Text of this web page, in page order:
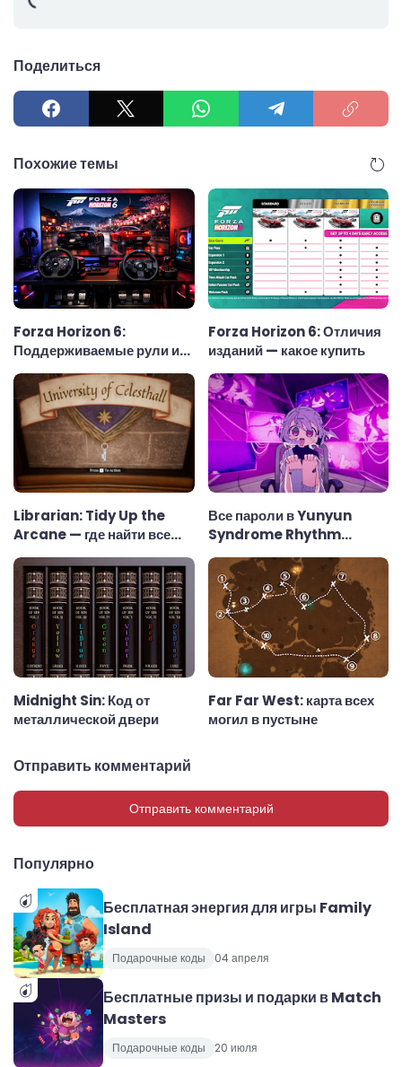
Поделиться
Похожие темы
Forza Horizon 6:
Поддерживаемые рули и
рулевые колёса
Forza Horizon 6: Отличия
изданий — какое купить
Librarian: Tidy Up the
Arcane — где найти все
ключи
Все пароли в Yunyun
Syndrome Rhythm
Psychosis
Midnight Sin: Код от
металлической двери
Far Far West: карта всех
могил в пустыне
Отправить комментарий
Отправить комментарий
Популярно
Бесплатная энергия для игры Family
Island
Подарочные коды 04 апреля
Бесплатные призы и подарки в Match
Masters
Подарочные коды 20 июля